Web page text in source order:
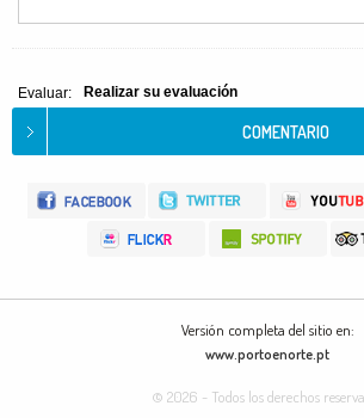
Evaluar: Realizar su evaluación
Versión completa del sitio en:
www.portoenorte.pt
© 2026 - Todos los derechos